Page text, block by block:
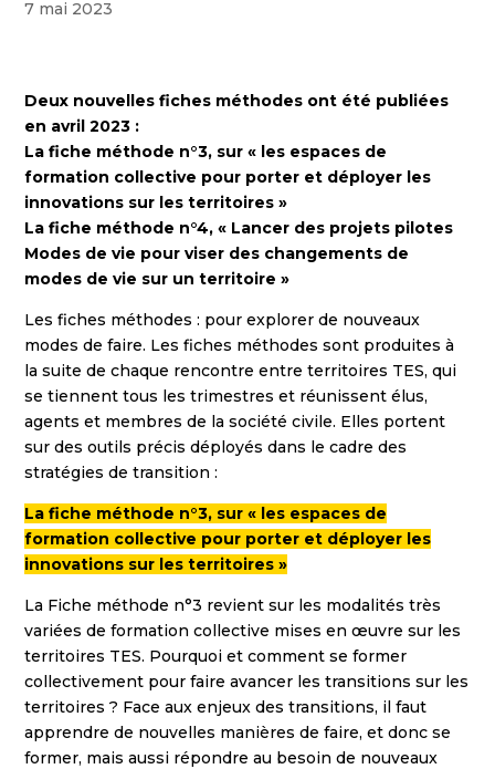
7 mai 2023
Deux nouvelles fiches méthodes ont été publiées
en avril 2023 :
La fiche méthode n°3, sur « les espaces de
formation collective pour porter et déployer les
innovations sur les territoires »
La fiche méthode n°4, « Lancer des projets pilotes
Modes de vie pour viser des changements de
modes de vie sur un territoire »
Les fiches méthodes : pour explorer de nouveaux
modes de faire. Les fiches méthodes sont produites à
la suite de chaque rencontre entre territoires TES, qui
se tiennent tous les trimestres et réunissent élus,
agents et membres de la société civile. Elles portent
sur des outils précis déployés dans le cadre des
stratégies de transition :
La fiche méthode n°3, sur « les espaces de
formation collective pour porter et déployer les
innovations sur les territoires »
La Fiche méthode n°3 revient sur les modalités très
variées de formation collective mises en œuvre sur les
territoires TES. Pourquoi et comment se former
collectivement pour faire avancer les transitions sur les
territoires ? Face aux enjeux des transitions, il faut
apprendre de nouvelles manières de faire, et donc se
former, mais aussi répondre au besoin de nouveaux